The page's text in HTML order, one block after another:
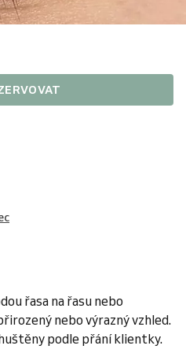
řasa na řasu nebo
nebo výrazný vzhled.
podle přání klientky.